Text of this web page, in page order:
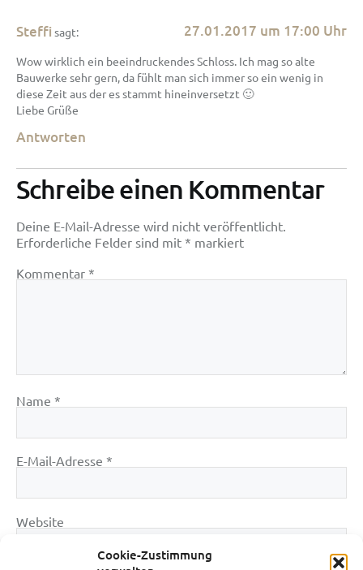
Cookie-Zustimmung
Steffi sagt: 27.01.2017 um 17:00 Uhr
Wow wirklich ein beeindruckendes Schloss. Ich mag so alte
Bauwerke sehr gern, da fühlt man sich immer so ein wenig in
diese Zeit aus der es stammt hineinversetzt 🙂
Liebe Grüße
Antworten
Schreibe einen Kommentar
Deine E-Mail-Adresse wird nicht veröffentlicht.
Erforderliche Felder sind mit * markiert
Kommentar *
Name *
E-Mail-Adresse *
Website